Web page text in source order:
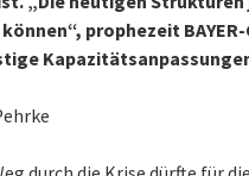
prophezeit